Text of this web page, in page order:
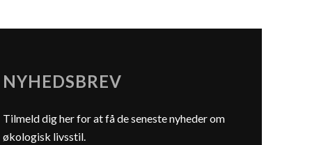
NYHEDSBREV
Tilmeld dig her for at få de seneste nyheder om
økologisk livsstil.